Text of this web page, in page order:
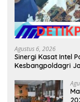
Agustus 6, 2026
Sinergi Kasat Intel
Kesbangpoldagri